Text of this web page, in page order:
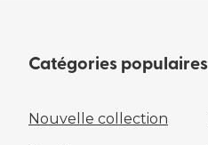
Catégories populaires
Nouvelle collection